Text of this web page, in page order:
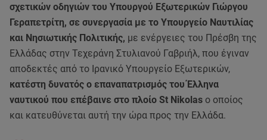
σχετικών οδηγιών του Υπουργού Εξωτερικών Γιώργου
Γεραπετρίτη, σε συνεργασία με το Υπουργείο Ναυτιλίας
και Νησιωτικής Πολιτικής, με ενέργειες του Πρέσβη της
Ελλάδας στην Τεχεράνη Στυλιανού Γαβριήλ, που έγιναν
αποδεκτές από το Ιρανικό Υπουργείο Εξωτερικών,
κατέστη δυνατός ο επαναπατρισμός του Έλληνα
ναυτικού που επέβαινε στο πλοίο St Nikolas ο οποίος
και κατευθύνεται αυτή την ώρα προς την Ελλάδα.